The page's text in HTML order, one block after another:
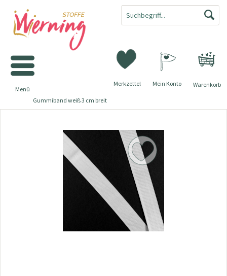
Warenkorb
Merkzettel Mein Konto
Menü
Gummiband weiß 3 cm breit